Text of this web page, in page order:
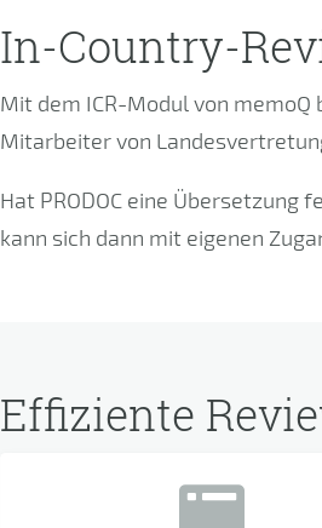
In-Country-
Mit dem ICR-Modul von memoQ
Mitarbeiter von
Hat PRODOC eine
kann sich dann mit eigenen
Effiziente